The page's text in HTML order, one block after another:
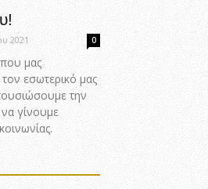
2021 0
που μας
εσωτερικό μας
την
γίνουμε